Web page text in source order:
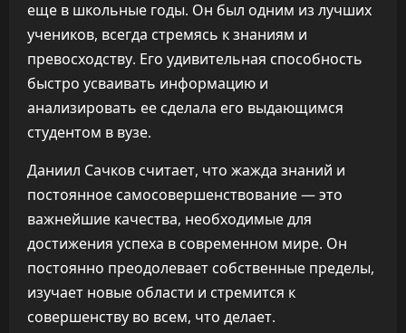
еще в школьные годы. Он был одним из лучших
учеников, всегда стремясь к знаниям и
превосходству. Его удивительная способность
быстро усваивать информацию и
анализировать ее сделала его выдающимся
студентом в вузе.
Даниил Сачков считает, что жажда знаний и
постоянное самосовершенствование — это
важнейшие качества, необходимые для
достижения успеха в современном мире. Он
постоянно преодолевает собственные пределы,
изучает новые области и стремится к
совершенству во всем, что делает.